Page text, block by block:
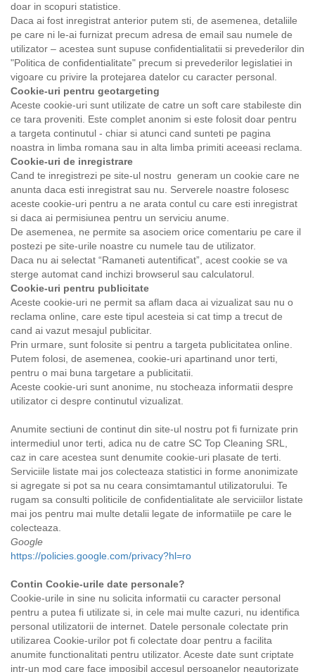
doar in scopuri statistice.
Daca ai fost inregistrat anterior putem sti, de asemenea, detaliile
pe care ni le-ai furnizat precum adresa de email sau numele de
utilizator – acestea sunt supuse confidentialitatii si prevederilor din
"Politica de confidentialitate" precum si prevederilor legislatiei in
vigoare cu privire la protejarea datelor cu caracter personal.
Cookie-uri pentru geotargeting
Aceste cookie-uri sunt utilizate de catre un soft care stabileste din
ce tara proveniti. Este complet anonim si este folosit doar pentru
a targeta continutul - chiar si atunci cand sunteti pe pagina
noastra in limba romana sau in alta limba primiti aceeasi reclama.
Cookie-uri de inregistrare
Cand te inregistrezi pe site-ul nostru generam un cookie care ne
anunta daca esti inregistrat sau nu. Serverele noastre folosesc
aceste cookie-uri pentru a ne arata contul cu care esti inregistrat
si daca ai permisiunea pentru un serviciu anume.
De asemenea, ne permite sa asociem orice comentariu pe care il
postezi pe site-urile noastre cu numele tau de utilizator.
Daca nu ai selectat “Ramaneti autentificat”, acest cookie se va
sterge automat cand inchizi browserul sau calculatorul.
Cookie-uri pentru publicitate
Aceste cookie-uri ne permit sa aflam daca ai vizualizat sau nu o
reclama online, care este tipul acesteia si cat timp a trecut de
cand ai vazut mesajul publicitar.
Prin urmare, sunt folosite si pentru a targeta publicitatea online.
Putem folosi, de asemenea, cookie-uri apartinand unor terti,
pentru o mai buna targetare a publicitatii.
Aceste cookie-uri sunt anonime, nu stocheaza informatii despre
utilizator ci despre continutul vizualizat.
Anumite sectiuni de continut din site-ul nostru pot fi furnizate prin
intermediul unor terti, adica nu de catre SC Top Cleaning SRL,
caz in care acestea sunt denumite cookie-uri plasate de terti.
Serviciile listate mai jos colecteaza statistici in forme anonimizate
si agregate si pot sa nu ceara consimtamantul utilizatorului. Te
rugam sa consulti politicile de confidentialitate ale serviciilor listate
mai jos pentru mai multe detalii legate de informatiile pe care le
colecteaza.
Google
https://policies.google.com/privacy?hl=ro
Contin Cookie-urile date personale?
Cookie-urile in sine nu solicita informatii cu caracter personal
pentru a putea fi utilizate si, in cele mai multe cazuri, nu identifica
personal utilizatorii de internet. Datele personale colectate prin
utilizarea Cookie-urilor pot fi colectate doar pentru a facilita
anumite functionalitati pentru utilizator. Aceste date sunt criptate
intr-un mod care face imposibil accesul persoanelor neautorizate